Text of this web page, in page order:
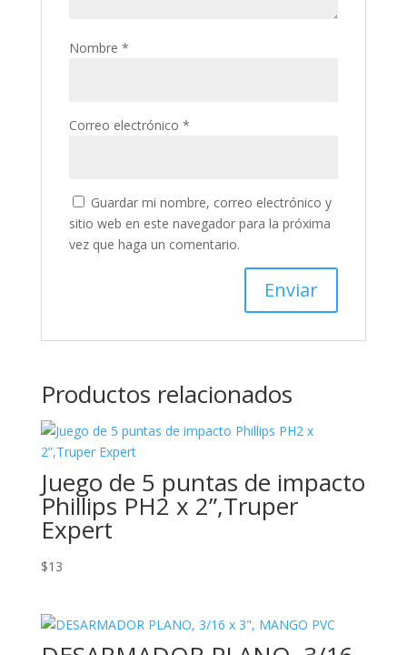
Nombre *
Correo electrónico *
Guardar mi nombre, correo electrónico y
sitio web en este navegador para la próxima
vez que haga un comentario.
Productos relacionados
Juego de 5 puntas de impacto
Phillips PH2 x 2”,Truper
Expert
$13